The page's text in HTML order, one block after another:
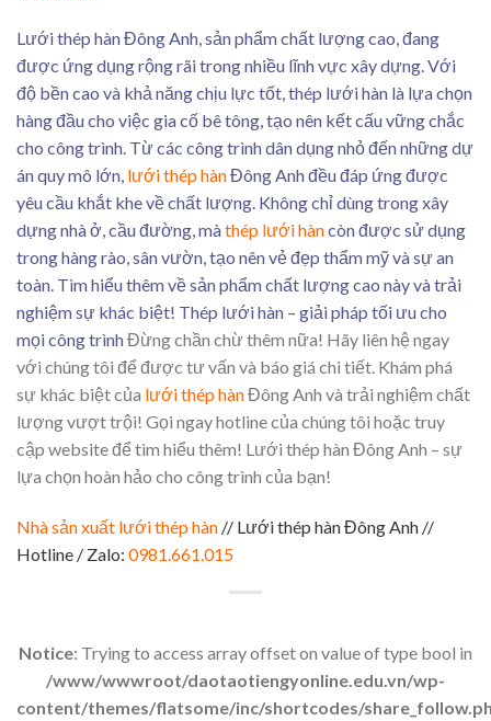
Lưới thép hàn Đông Anh, sản phẩm chất lượng cao, đang
được ứng dụng rộng rãi trong nhiều lĩnh vực xây dựng. Với
độ bền cao và khả năng chịu lực tốt, thép lưới hàn là lựa chọn
hàng đầu cho việc gia cố bê tông, tạo nên kết cấu vững chắc
cho công trình. Từ các công trình dân dụng nhỏ đến những dự
án quy mô lớn, lưới thép hànĐông Anh đều đáp ứng được
yêu cầu khắt khe về chất lượng. Không chỉ dùng trong xây
dựng nhà ở, cầu đường, màthép lưới hàncòn được sử dụng
trong hàng rào, sân vườn, tạo nên vẻ đẹp thẩm mỹ và sự an
toàn. Tìm hiểu thêm về sản phẩm chất lượng cao này và trải
nghiệm sự khác biệt! Thép lưới hàn – giải pháp tối ưu cho
mọi công trìnhĐừng chần chừ thêm nữa! Hãy liên hệ ngay
với chúng tôi để được tư vấn và báo giá chi tiết. Khám phá
sự khác biệt của lưới thép hànĐông Anh và trải nghiệm chất
lượng vượt trội! Gọi ngay hotline của chúng tôi hoặc truy
cập website để tìm hiểu thêm! Lưới thép hàn Đông Anh – sự
lựa chọn hoàn hảo cho công trình của bạn!
Nhà sản xuất lưới thép hàn // Lưới thép hàn Đông Anh //
Hotline / Zalo: 0981.661.015
Notice: Trying to access array offset on value of type bool in
/www/wwwroot/daotaotiengyonline.edu.vn/wp-
content/themes/flatsome/inc/shortcodes/